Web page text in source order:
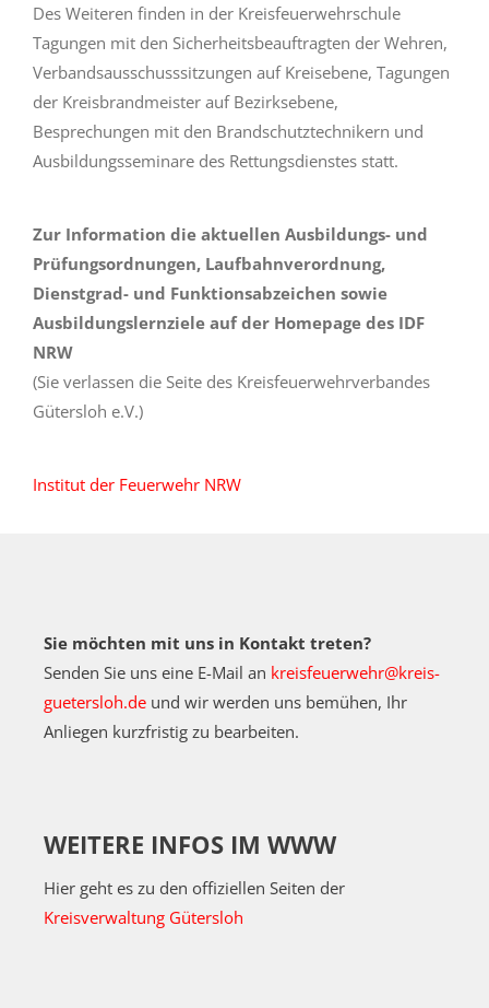
Des Weiteren finden in der Kreisfeuerwehrschule
Tagungen mit den Sicherheitsbeauftragten der Wehren,
Verbandsausschusssitzungen auf Kreisebene, Tagungen
der Kreisbrandmeister auf Bezirksebene,
Besprechungen mit den Brandschutztechnikern und
Ausbildungsseminare des Rettungsdienstes statt.
Zur Information die aktuellen Ausbildungs- und
Prüfungsordnungen, Laufbahnverordnung,
Dienstgrad- und Funktionsabzeichen sowie
Ausbildungslernziele auf der Homepage des IDF
NRW
(Sie verlassen die Seite des Kreisfeuerwehrverbandes
Gütersloh e.V.)
Institut der Feuerwehr NRW
Sie möchten mit uns in Kontakt treten?
Senden Sie uns eine E-Mail an kreisfeuerwehr@kreis-
guetersloh.de und wir werden uns bemühen, Ihr
Anliegen kurzfristig zu bearbeiten.
WEITERE INFOS IM WWW
Hier geht es zu den offiziellen Seiten der
Kreisverwaltung Gütersloh